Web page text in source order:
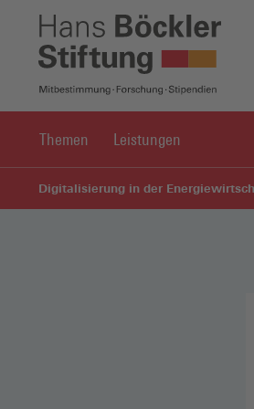
Themen Leistungen
Digitalisierung in der